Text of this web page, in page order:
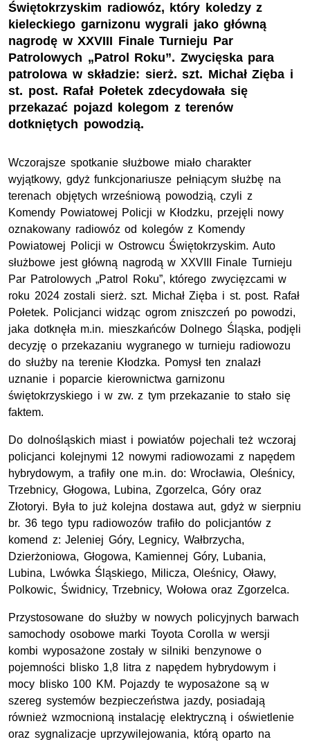
Świętokrzyskim radiowóz, który koledzy z
kieleckiego garnizonu wygrali jako główną
nagrodę w XXVIII Finale Turnieju Par
Patrolowych „Patrol Roku”. Zwycięska para
patrolowa w składzie: sierż. szt. Michał Zięba i
st. post. Rafał Połetek zdecydowała się
przekazać pojazd kolegom z terenów
dotkniętych powodzią.
Wczorajsze spotkanie służbowe miało charakter
wyjątkowy, gdyż funkcjonariusze pełniącym służbę na
terenach objętych wrześniową powodzią, czyli z
Komendy Powiatowej Policji w Kłodzku, przejęli nowy
oznakowany radiowóz od kolegów z Komendy
Powiatowej Policji w Ostrowcu Świętokrzyskim. Auto
służbowe jest główną nagrodą w XXVIII Finale Turnieju
Par Patrolowych „Patrol Roku”, którego zwycięzcami w
roku 2024 zostali sierż. szt. Michał Zięba i st. post. Rafał
Połetek. Policjanci widząc ogrom zniszczeń po powodzi,
jaka dotknęła m.in. mieszkańców Dolnego Śląska, podjęli
decyzję o przekazaniu wygranego w turnieju radiowozu
do służby na terenie Kłodzka. Pomysł ten znalazł
uznanie i poparcie kierownictwa garnizonu
świętokrzyskiego i w zw. z tym przekazanie to stało się
faktem.
Do dolnośląskich miast i powiatów pojechali też wczoraj
policjanci kolejnymi 12 nowymi radiowozami z napędem
hybrydowym, a trafiły one m.in. do: Wrocławia, Oleśnicy,
Trzebnicy, Głogowa, Lubina, Zgorzelca, Góry oraz
Złotoryi. Była to już kolejna dostawa aut, gdyż w sierpniu
br. 36 tego typu radiowozów trafiło do policjantów z
komend z: Jeleniej Góry, Legnicy, Wałbrzycha,
Dzierżoniowa, Głogowa, Kamiennej Góry, Lubania,
Lubina, Lwówka Śląskiego, Milicza, Oleśnicy, Oławy,
Polkowic, Świdnicy, Trzebnicy, Wołowa oraz Zgorzelca.
Przystosowane do służby w nowych policyjnych barwach
samochody osobowe marki Toyota Corolla w wersji
kombi wyposażone zostały w silniki benzynowe o
pojemności blisko 1,8 litra z napędem hybrydowym i
mocy blisko 100 KM. Pojazdy te wyposażone są w
szereg systemów bezpieczeństwa jazdy, posiadają
również wzmocnioną instalację elektryczną i oświetlenie
oraz sygnalizacje uprzywilejowania, którą oparto na